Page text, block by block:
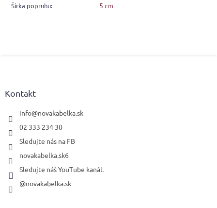
Šírka popruhu: 5 cm
Kontakt
info@novakabelka.sk
02 333 234 30
Sledujte nás na FB
novakabelka.sk6
Sledujte náš YouTube kanál.
@novakabelka.sk